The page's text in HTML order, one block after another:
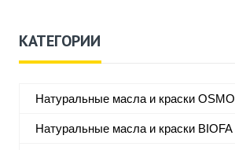
КАТЕГОРИИ
Натуральные масла и краски OSMO
Натуральные масла и краски BIOFA